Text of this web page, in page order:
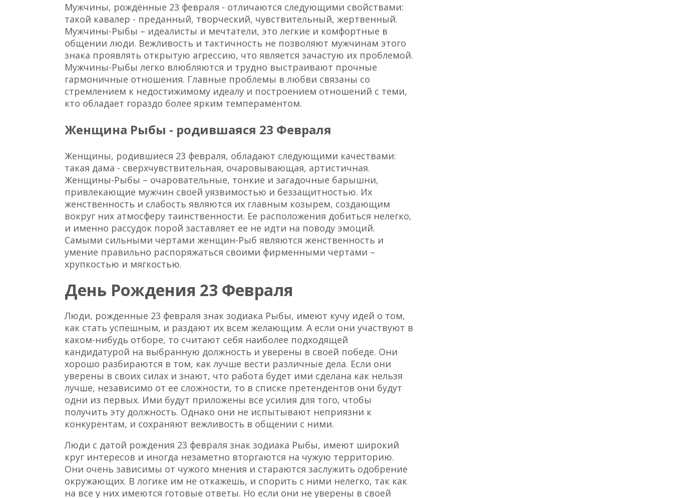
Мужчины, рождённые 23 февраля - отличаются следующими свойствами:
такой кавалер - преданный, творческий, чувствительный, жертвенный.
Мужчины-Рыбы – идеалисты и мечтатели, это легкие и комфортные в
общении люди. Вежливость и тактичность не позволяют мужчинам этого
знака проявлять открытую агрессию, что является зачастую их проблемой.
Мужчины-Рыбы легко влюбляются и трудно выстраивают прочные
гармоничные отношения. Главные проблемы в любви связаны со
стремлением к недостижимому идеалу и построением отношений с теми,
кто обладает гораздо более ярким темпераментом.
Женщина Рыбы - родившаяся 23 Февраля
Женщины, родившиеся 23 февраля, обладают следующими качествами:
такая дама - сверхчувствительная, очаровывающая, артистичная.
Женщины-Рыбы – очаровательные, тонкие и загадочные барышни,
привлекающие мужчин своей уязвимостью и беззащитностью. Их
женственность и слабость являются их главным козырем, создающим
вокруг них атмосферу таинственности. Ее расположения добиться нелегко,
и именно рассудок порой заставляет ее не идти на поводу эмоций.
Самыми сильными чертами женщин-Рыб являются женственность и
умение правильно распоряжаться своими фирменными чертами –
хрупкостью и мягкостью.
День Рождения 23 Февраля
Люди, рожденные 23 февраля знак зодиака Рыбы, имеют кучу идей о том,
как стать успешным, и раздают их всем желающим. А если они участвуют в
каком-нибудь отборе, то считают себя наиболее подходящей
кандидатурой на выбранную должность и уверены в своей победе. Они
хорошо разбираются в том, как лучше вести различные дела. Если они
уверены в своих силах и знают, что работа будет ими сделана как нельзя
лучше, независимо от ее сложности, то в списке претендентов они будут
одни из первых. Ими будут приложены все усилия для того, чтобы
получить эту должность. Однако они не испытывают неприязни к
конкурентам, и сохраняют вежливость в общении с ними.
Люди с датой рождения 23 февраля знак зодиака Рыбы, имеют широкий
круг интересов и иногда незаметно вторгаются на чужую территорию.
Они очень зависимы от чужого мнения и стараются заслужить одобрение
окружающих. В логике им не откажешь, и спорить с ними нелегко, так как
на все у них имеются готовые ответы. Но если они не уверены в своей